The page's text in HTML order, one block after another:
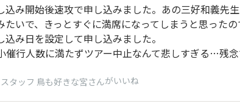
込み開始後速攻で申し込みました。あの三好和義先
たいで、きっとすぐに満席になってしまうと思った
込み日を設定して申し込みました。
催行人数に満たずツアー中止なんて悲しすぎる…残念
タッフ 鳥も好きな宮さんがいいね